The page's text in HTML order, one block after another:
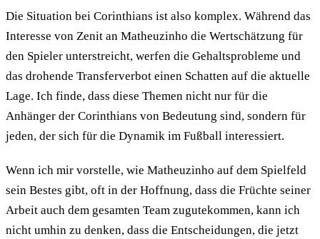
Die Situation bei Corinthians ist also komplex. Während das
Interesse von Zenit an Matheuzinho die Wertschätzung für
den Spieler unterstreicht, werfen die Gehaltsprobleme und
das drohende Transferverbot einen Schatten auf die aktuelle
Lage. Ich finde, dass diese Themen nicht nur für die
Anhänger der Corinthians von Bedeutung sind, sondern für
jeden, der sich für die Dynamik im Fußball interessiert.
Wenn ich mir vorstelle, wie Matheuzinho auf dem Spielfeld
sein Bestes gibt, oft in der Hoffnung, dass die Früchte seiner
Arbeit auch dem gesamten Team zugutekommen, kann ich
nicht umhin zu denken, dass die Entscheidungen, die jetzt